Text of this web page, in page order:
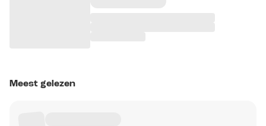
Meest gelezen